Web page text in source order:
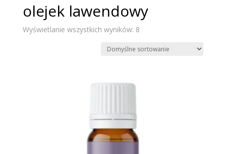
olejek lawendowy
Wyświetlanie wszystkich wyników: 8